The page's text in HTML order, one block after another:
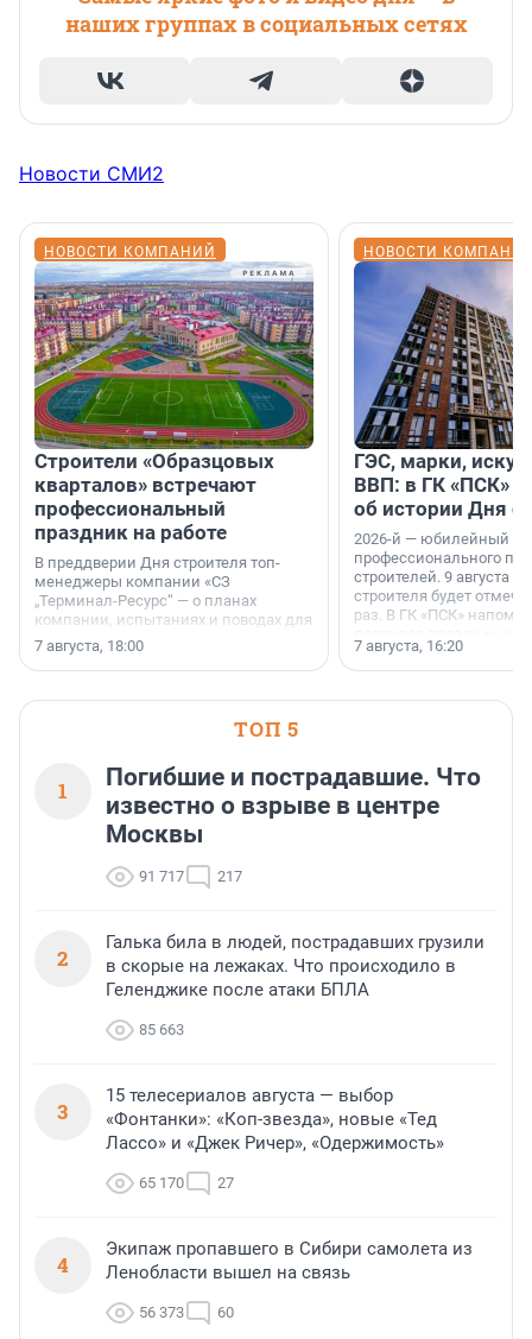
наших группах в социальных сетях
Новости СМИ2
НОВОСТИ КОМПАНИЙ
Строители «Образцовых
кварталов» встречают
профессиональный
праздник на работе
В преддверии Дня строителя топ-
менеджеры компании «СЗ
„Терминал-Ресурс“ — о планах
компании, испытаниях и поводах для
осторожного оптимизма.
7 августа, 18:00
НОВОСТИ
ГЭС, марки,
ВВП: в ГК «ПСК»
об истории Дня
2026-й — юбилейный
профессионального
строителей. 9 августа
строителя будет
раз. В ГК «ПСК»
поменялась роль
7 августа, 16:20
ТОП 5
1
Погибшие и пострадавшие. Что
известно о взрыве в центре
Москвы
91 717 217
2
Галька била в людей, пострадавших грузили
в скорые на лежаках. Что происходило в
Геленджике после атаки БПЛА
85 663
3
15 телесериалов августа — выбор
«Фонтанки»: «Коп-звезда», новые «Тед
Лассо» и «Джек Ричер», «Одержимость»
65 170 27
4
Экипаж пропавшего в Сибири самолета из
Ленобласти вышел на связь
56 373 60